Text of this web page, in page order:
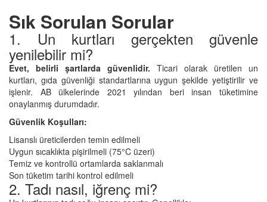
Sık Sorulan Sorular
1. Un kurtları gerçekten güvenle
yenilebilir mi?
Evet, belirli şartlarda güvenlidir. Ticari olarak üretilen un
kurtları, gıda güvenliği standartlarına uygun şekilde yetiştirilir ve
işlenir. AB ülkelerinde 2021 yılından beri insan tüketimine
onaylanmış durumdadır.
Güvenlik Koşulları:
Lisanslı üreticilerden temin edilmeli
Uygun sıcaklıkta pişirilmeli (75°C üzeri)
Temiz ve kontrollü ortamlarda saklanmalı
Son tüketim tarihi kontrol edilmeli
2. Tadı nasıl, iğrenç mi?